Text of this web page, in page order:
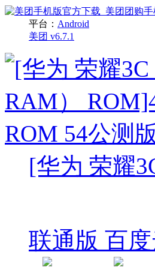
平台： Android
美团 v6.7.1
[华为 荣耀
联通版 百